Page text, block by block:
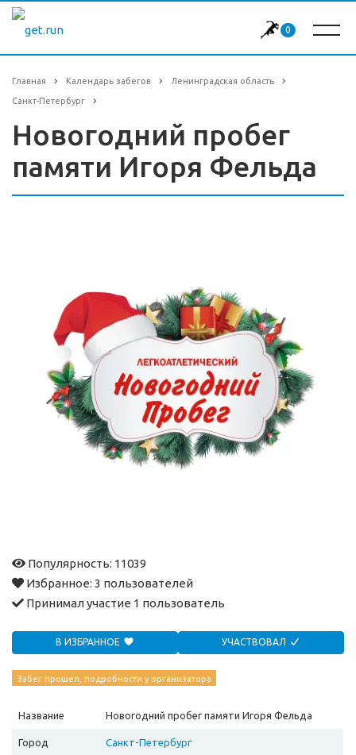
0
Главная Календарь забегов Ленинградская область
Санкт-Петербург
Новогодний пробег
памяти Игоря Фельда
Популярность: 11039
Избранное: 3 пользователей
Принимал участие 1 пользователь
В ИЗБРАННОЕ УЧАСТВОВАЛ
Забег прошел, подробности у организатора
Название Новогодний пробег памяти Игоря Фельда
Город Санкт-Петербург